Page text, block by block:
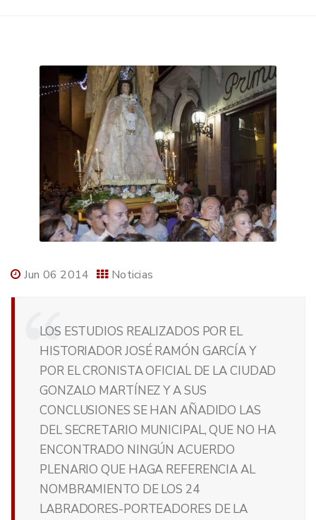
Jun 06 2014 Noticias
LOS ESTUDIOS REALIZADOS POR EL
HISTORIADOR JOSÉ RAMÓN GARCÍA Y
POR EL CRONISTA OFICIAL DE LA CIUDAD
GONZALO MARTÍNEZ Y A SUS
CONCLUSIONES SE HAN AÑADIDO LAS
DEL SECRETARIO MUNICIPAL, QUE NO HA
ENCONTRADO NINGÚN ACUERDO
PLENARIO QUE HAGA REFERENCIA AL
NOMBRAMIENTO DE LOS 24
LABRADORES-PORTEADORES DE LA